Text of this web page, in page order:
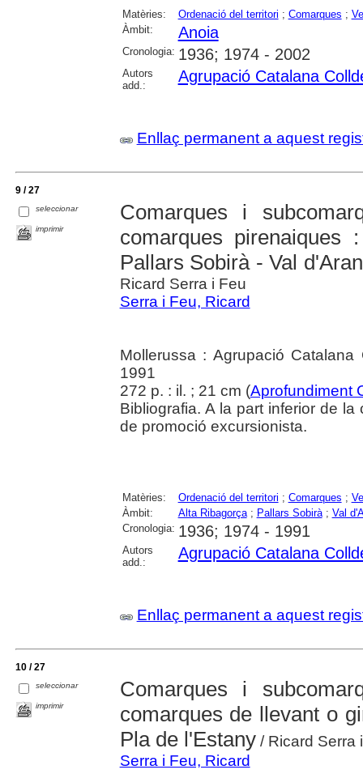
Matèries: Ordenació del territori ; Comarques ;
Àmbit:
Anoia
Cronologia: 1936; 1974 - 2002
Autors
add.:
Agrupació Catalana
Enllaç permanent a aquest
9 / 27
seleccionar
imprimir
Comarques i
comarques
Pallars Sobirà - Val
Ricard Serra i Feu
Serra i Feu, Ricard
Mollerussa : Agrupació
1991
272 p. : il. ; 21 cm (Aprofundiment
Bibliografia. A la part inferior de
de promoció excursionista.
Matèries: Ordenació del territori ; Comarques ;
Àmbit:
Alta Ribagorça; Pallars Sobirà; Val
Cronologia: 1936; 1974 - 1991
Autors
add.:
Agrupació Catalana
Enllaç permanent a aquest
10 / 27
seleccionar
imprimir
Comarques i
comarques de llevant o
Pla de l'Estany/ Ricard Serra
Serra i Feu, Ricard